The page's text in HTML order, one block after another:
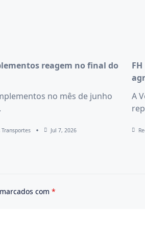
reagem no final do
no mês de junho
Transportes Jul 7, 2026
A
com *